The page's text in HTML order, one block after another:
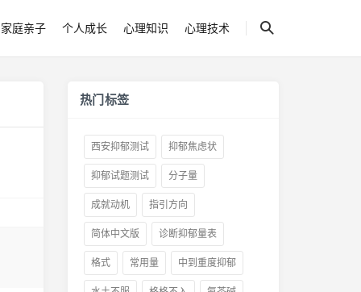
家庭亲子 个人成长 心理知识 心理技术
热门标签
西安抑郁测试 抑郁焦虑状
抑郁试题测试 分子量
成就动机 指引方向
简体中文版 诊断抑郁量表
格式 常用量 中到重度抑郁